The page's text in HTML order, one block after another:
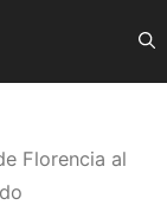
Florencia al